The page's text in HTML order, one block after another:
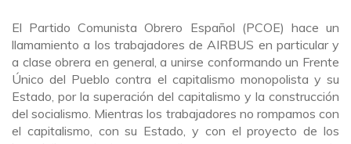
El Partido Comunista Obrero Español (PCOE) hace un
llamamiento a los trabajadores de AIRBUS en particular y
a clase obrera en general, a unirse conformando un Frente
Único del Pueblo contra el capitalismo monopolista y su
Estado, por la superación del capitalismo y la construcción
del socialismo. Mientras los trabajadores no rompamos con
el capitalismo, con su Estado, y con el proyecto de los